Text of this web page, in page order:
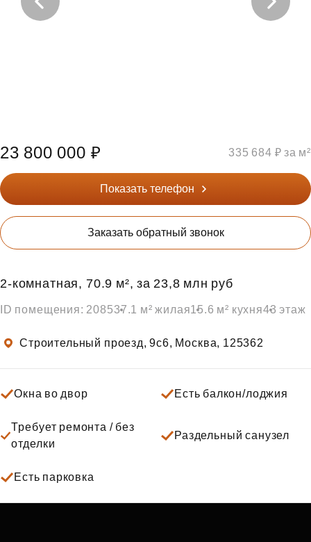
23 800 000 ₽ 335 684 ₽ за м²
Показать телефон
Заказать обратный звонок
2‑комнатная, 70.9 м², за 23,8 млн руб
ID помещения: 208537.1 м² жилая15.6 м² кухня43 этаж
Строительный проезд, 9с6, Москва, 125362
Окна во двор Есть балкон/лоджия
Требует ремонта / без
отделки
Раздельный санузел
Есть парковка